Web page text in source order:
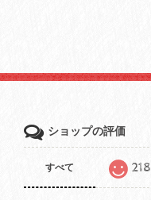
ショップの評価
すべて 218